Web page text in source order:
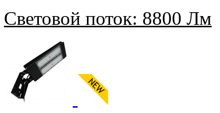
Световой поток: 8800 Лм